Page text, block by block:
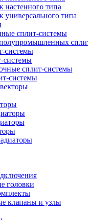
настенного типа
универсального типа
сплит-системы
системы
системы
сплит-системы
системы
головки
клапаны и узлы